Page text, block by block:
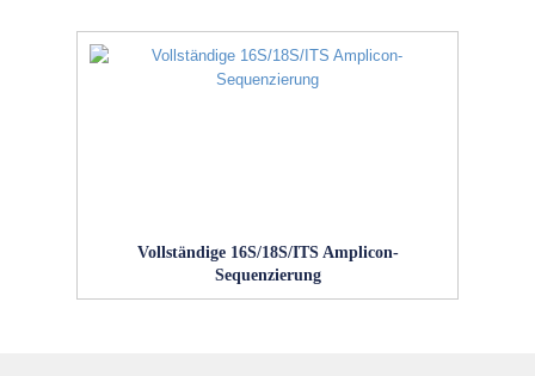
Vollständige 16S/18S/ITS Amplicon-
Sequenzierung